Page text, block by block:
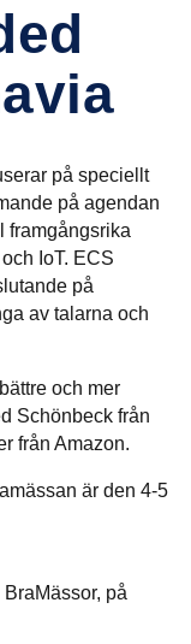
på speciellt
på agendan
framgångsrika
IoT. ECS
på
av talarna och
och mer
Schönbeck från
från Amazon.
är den 4-5
på